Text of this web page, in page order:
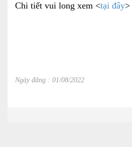
Dịch vụ xây dựng
Chi tiết vui long xem <tại đây>
Ngày đăng : 01/08/2022